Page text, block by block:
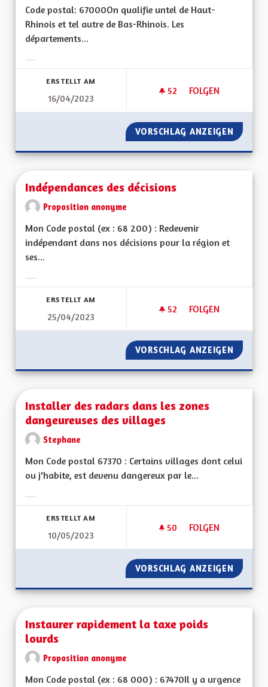
Code postal: 67000On qualifie untel de Haut-
Rhinois et tel autre de Bas-Rhinois. Les
départements...
ERSTELLT AM
16/04/2023
52 52 FOLLOWER
FOLGEN
HAUT-RHINOIS,
VORSCHLAG ANZEIGEN HAUT-
Indépendances des décisions
Proposition anonyme
Mon Code postal (ex : 68 200) : Redevenir
indépendant dans nos décisions pour la région et
ses...
ERSTELLT AM
25/04/2023
52 52 FOLLOWER
FOLGEN
INDÉPENDANCES
VORSCHLAG ANZEIGEN
Installer des radars dans les zones
dangeureuses des villages
Stephane
Mon Code postal 67370 : Certains villages dont celui
ou j'habite, est devenu dangereux par le...
ERSTELLT AM
10/05/2023
50 50 FOLLOWER
FOLGEN
INSTALLER DES
VORSCHLAG ANZEIGEN
Instaurer rapidement la taxe poids
lourds
Proposition anonyme
Mon Code postal (ex : 68 000) : 67470Il y a urgence